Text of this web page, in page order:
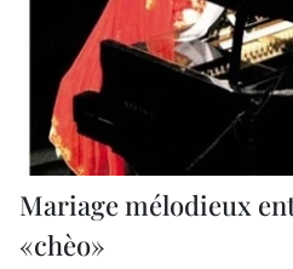
Mariage mélodieux
«chèo»